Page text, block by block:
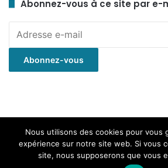
Abonnez-vous à ce site par e-
Abonnez-vous
© Copyright 2020, Tous droits réservés. |
wordpress | Réalisé par
Nous utilisons des cookies pour vous
expérience sur notre site web. Si vous
site, nous supposerons que vous